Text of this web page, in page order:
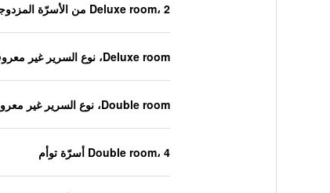
Deluxe room، 2 من الأسرّة المزدوجة
Deluxe room، نوع السرير غير معروف
Double room، نوع السرير غير معروف
Double room، 4 أسرّة توأم